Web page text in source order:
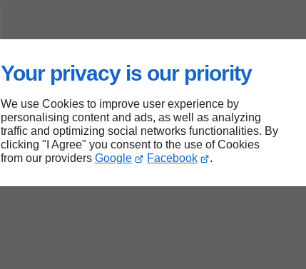
Your privacy is our priority
We use Cookies to improve user experience by
personalising content and ads, as well as analyzing
traffic and optimizing social networks functionalities. By
clicking "I Agree" you consent to the use of Cookies
from our providers Google Facebook .